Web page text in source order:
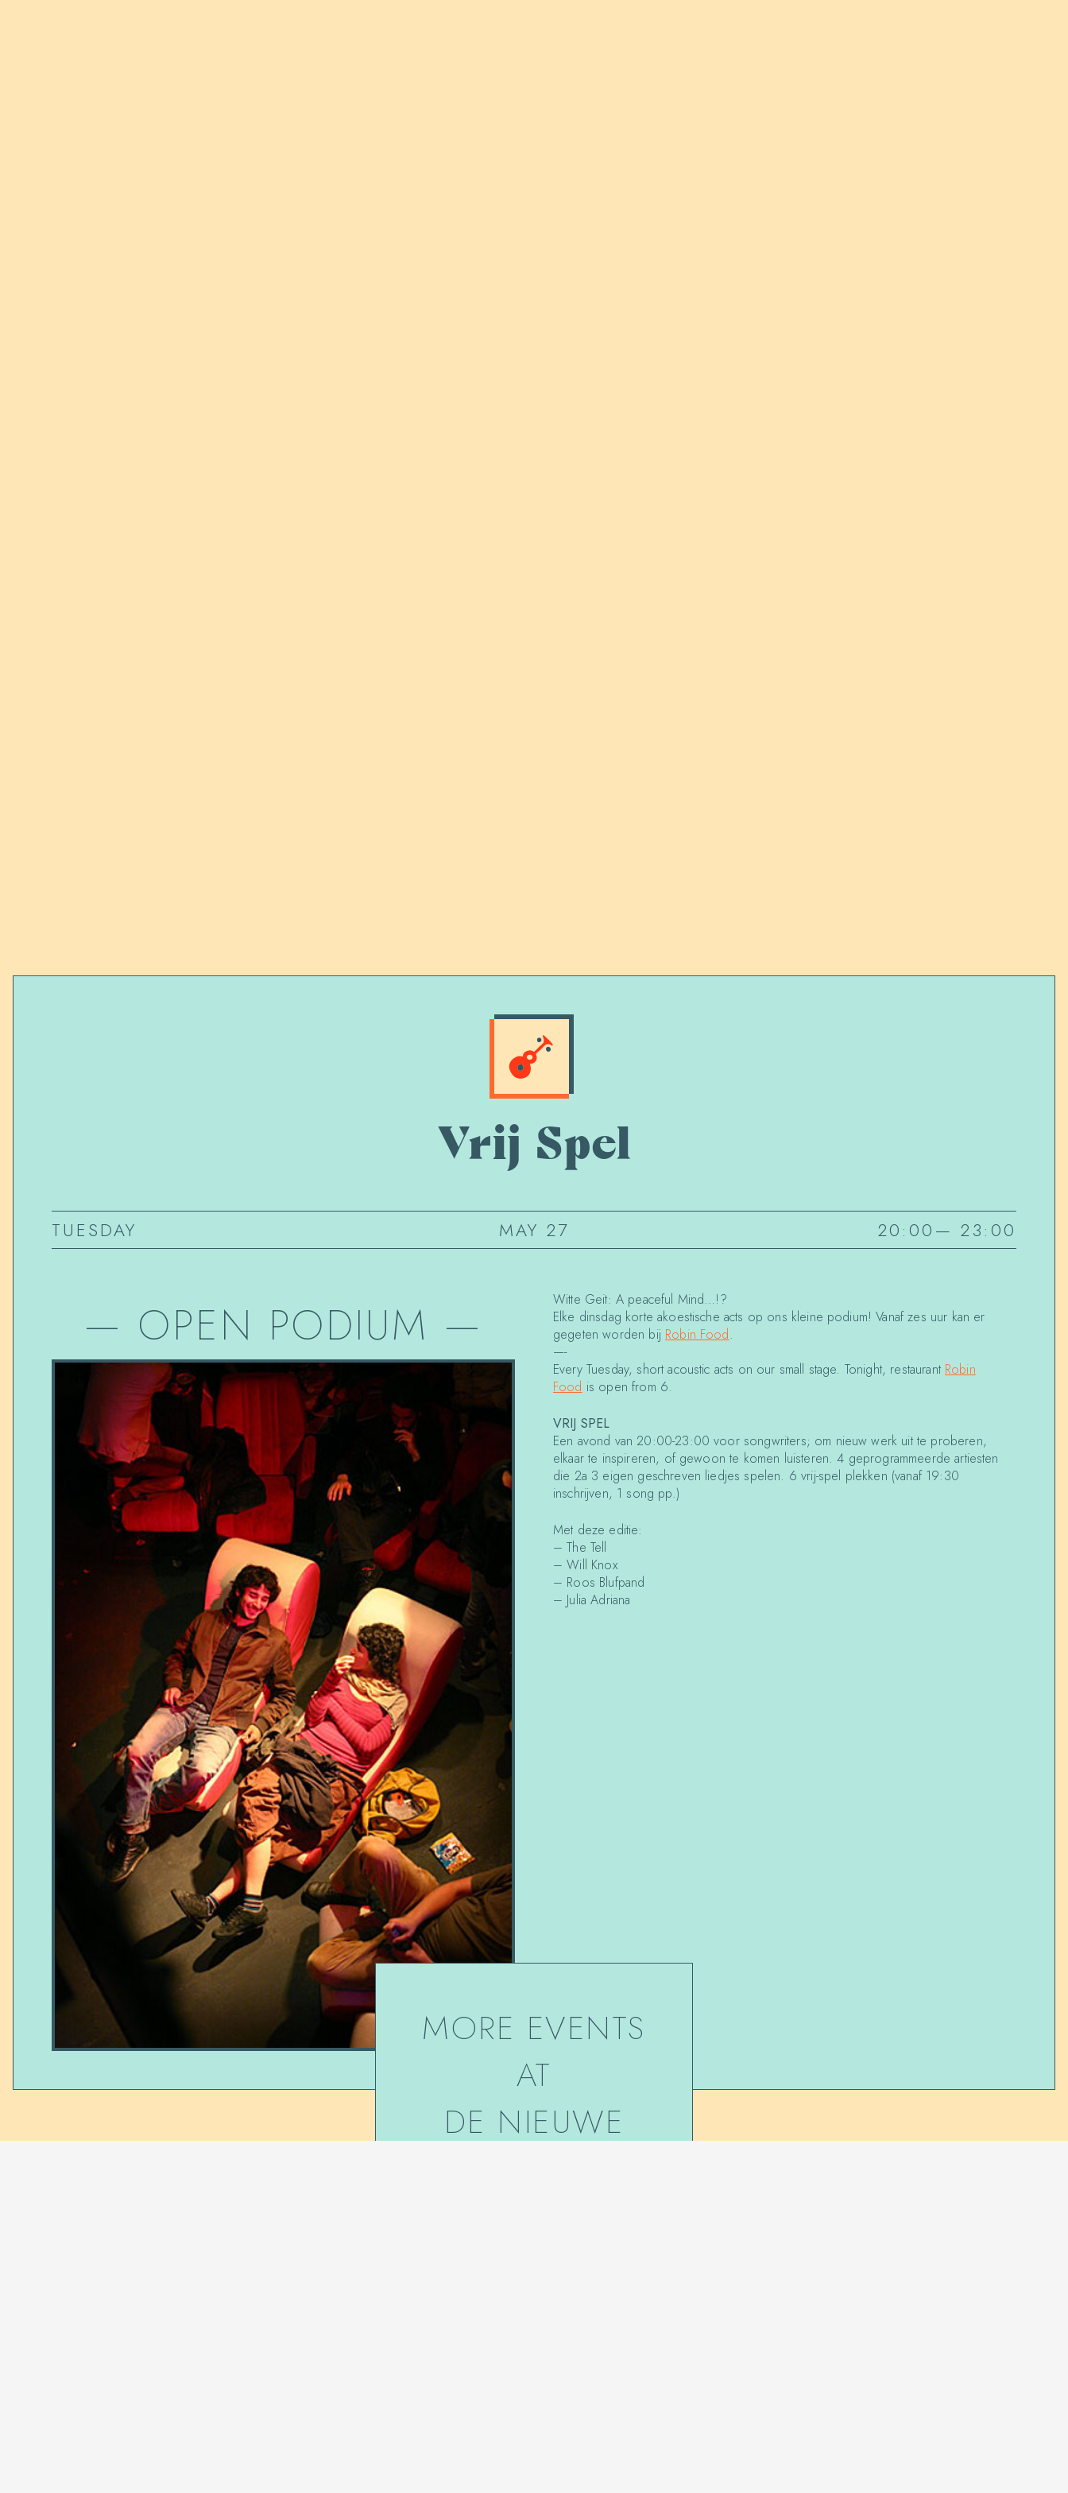
Vrij Spel
TUESDAY MAY 27 20:00— 23:00
— OPEN PODIUM —
Witte Geit: A peaceful Mind…!?
Elke dinsdag korte akoestische acts op ons kleine podium! Vanaf zes uur kan er
gegeten worden bij Robin Food.
—-
Every Tuesday, short acoustic acts on our small stage. Tonight, restaurant Robin
Food is open from 6.
VRIJ SPEL
Een avond van 20:00-23:00 voor songwriters; om nieuw werk uit te proberen,
elkaar te inspireren, of gewoon te komen luisteren. 4 geprogrammeerde artiesten
die 2a 3 eigen geschreven liedjes spelen. 6 vrij-spel plekken (vanaf 19:30
inschrijven, 1 song pp.)
Met deze editie:
– The Tell
– Will Knox
– Roos Blufpand
– Julia Adriana
MORE EVENTS
AT
DE NIEUWE